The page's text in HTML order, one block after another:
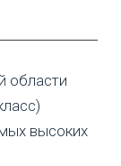
области
высоких